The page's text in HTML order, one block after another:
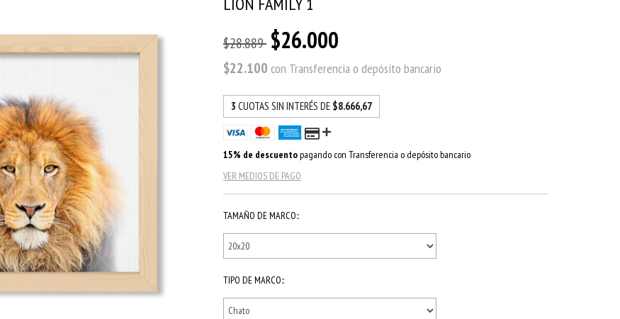
$28.889 $26.000
$22.100con Transferencia o depósito bancario
3 CUOTAS SIN INTERÉS DE $8.666,67
15% de descuentopagando con Transferencia o depósito bancario
VER MEDIOS DE PAGO
TAMAÑO DE MARCO::
TIPO DE MARCO::